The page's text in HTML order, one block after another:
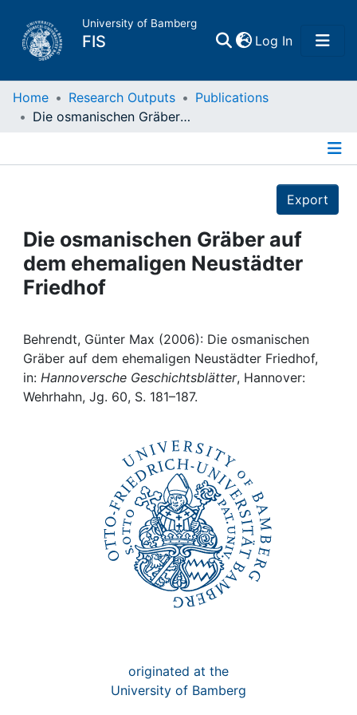
University of Bamberg
FIS Log In(current)
Home
People
Awards
My FIS
Home Research Outputs
Publications
Die osmanischen Gräber auf dem ehemaligen Neustädter Friedhof
Export
Die osmanischen Gräber auf
dem ehemaligen Neustädter
Friedhof
Behrendt, Günter Max (2006): Die osmanischen
Gräber auf dem ehemaligen Neustädter Friedhof,
in: Hannoversche Geschichtsblätter, Hannover:
Wehrhahn, Jg. 60, S. 181–187.
originated at the
University of Bamberg